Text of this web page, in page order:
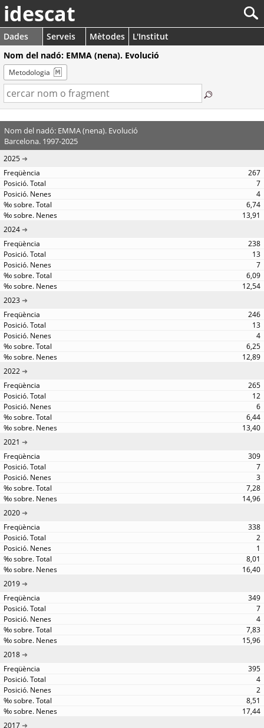
idescat
Dades Serveis Mètodes
L'Institut
Nom del nadó: EMMA (nena). Evolució
Metodologia
Nom del nadó: EMMA (nena). Evolució
Barcelona. 1997-2025
2025
267
7
4
6,74
13,91
2024
238
13
7
6,09
12,54
2023
246
13
4
6,25
12,89
2022
265
12
6
6,44
13,40
2021
309
7
3
7,28
14,96
2020
338
2
1
8,01
16,40
2019
349
7
4
7,83
15,96
2018
395
4
2
8,51
17,44
2017